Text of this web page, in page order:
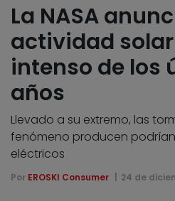
La NASA
actividad
intenso de los
años
Llevado a su extremo, las
fenómeno producen
eléctricos
Por EROSKI Consumer 24 de